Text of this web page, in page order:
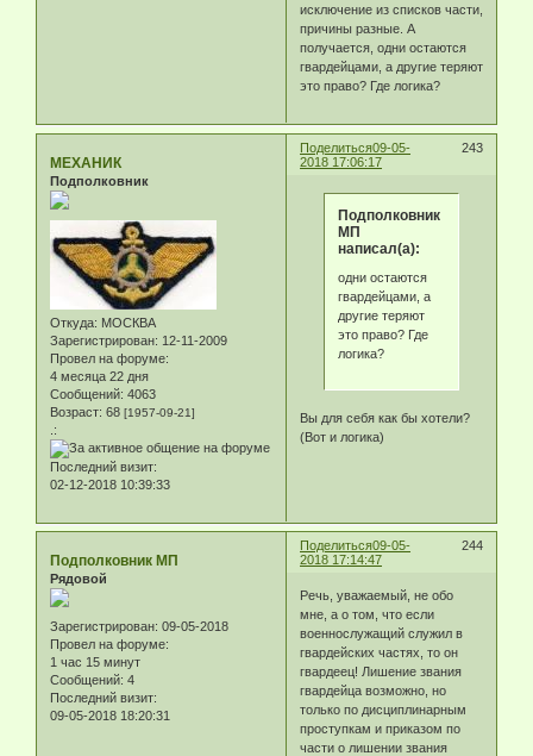
исключение из списков части,
причины разные. А
получается, одни остаются
гвардейцами, а другие теряют
это право? Где логика?
Поделиться 243
09-05-
2018 17:06:17
МЕХАНИК
Подполковник
Откуда: МОСКВА
Зарегистрирован: 12-11-2009
Провел на форуме:
4 месяца 22 дня
Сообщений: 4063
Возраст: 68 [1957-09-21]
.:
Последний визит:
02-12-2018 10:39:33
Подполковник
МП
написал(а):
одни остаются
гвардейцами, а
другие теряют
это право? Где
логика?
Вы для себя как бы хотели?
(Вот и логика)
Поделиться 244
09-05-
2018 17:14:47
Подполковник МП
Рядовой
Зарегистрирован: 09-05-2018
Провел на форуме:
1 час 15 минут
Сообщений: 4
Последний визит:
09-05-2018 18:20:31
Речь, уважаемый, не обо
мне, а о том, что если
военнослужащий служил в
гвардейских частях, то он
гвардеец! Лишение звания
гвардейца возможно, но
только по дисциплинарным
проступкам и приказом по
части о лишении звания